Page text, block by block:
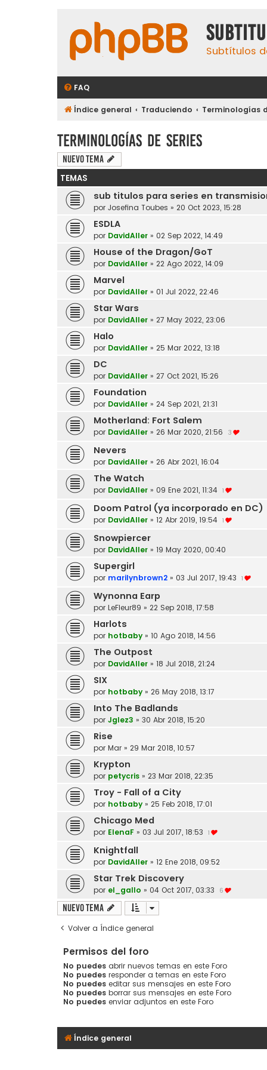
Subtítulos
FAQ
Índice general Traduciendo Terminologías
Terminologías de series
Nuevo Tema
TEMAS
sub titulos para series en
por Josefina Toubes » 20 Oct 2023, 15:28
ESDLA
por DavidAller » 02 Sep 2022, 14:49
House of the Dragon/GoT
por DavidAller » 22 Ago 2022, 14:09
Marvel
por DavidAller » 01 Jul 2022, 22:46
Star Wars
por DavidAller » 27 May 2022, 23:06
Halo
por DavidAller » 25 Mar 2022, 13:18
DC
por DavidAller » 27 Oct 2021, 15:26
Foundation
por DavidAller » 24 Sep 2021, 21:31
Motherland: Fort Salem
por DavidAller » 26 Mar 2020, 21:56 3
Nevers
por DavidAller » 26 Abr 2021, 16:04
The Watch
por DavidAller » 09 Ene 2021, 11:34 1
Doom Patrol (ya incorporado en DC)
por DavidAller » 12 Abr 2019, 19:54 1
Snowpiercer
por DavidAller » 19 May 2020, 00:40
Supergirl
por marilynbrown2 » 03 Jul 2017, 19:43 1
Wynonna Earp
por LeFleur89 » 22 Sep 2018, 17:58
Harlots
por hotbaby » 10 Ago 2018, 14:56
The Outpost
por DavidAller » 18 Jul 2018, 21:24
SIX
por hotbaby » 26 May 2018, 13:17
Into The Badlands
por Jglez3 » 30 Abr 2018, 15:20
Rise
por Mar » 29 Mar 2018, 10:57
Krypton
por petycris » 23 Mar 2018, 22:35
Troy - Fall of a City
por hotbaby » 25 Feb 2018, 17:01
Chicago Med
por ElenaF » 03 Jul 2017, 18:53 1
Knightfall
por DavidAller » 12 Ene 2018, 09:52
Star Trek Discovery
por el_gallo » 04 Oct 2017, 03:33 6
Nuevo Tema
Volver a Índice general
Permisos del foro
No puedes abrir nuevos temas en este Foro
No puedes responder a temas en este Foro
No puedes editar sus mensajes en este Foro
No puedes borrar sus mensajes en este Foro
No puedes enviar adjuntos en este Foro
Índice general